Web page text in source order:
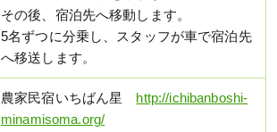
その後、宿泊先へ移動します。
5名ずつに分乗し、スタッフが車で宿泊先
へ移送します。
農家民宿いちばん星 http://ichibanboshi-
minamisoma.org/